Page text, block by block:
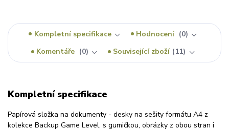
Kompletní specifikace Hodnocení
0
Komentáře
0 Související zboží 11
Kompletní specifikace
Papírová složka na dokumenty - desky na sešity formátu A4 z
kolekce Backup Game Level, s gumičkou, obrázky z obou stran i